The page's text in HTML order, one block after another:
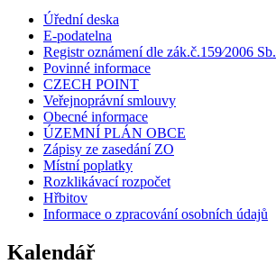
Úřední deska
E-podatelna
Registr oznámení dle zák.č.159⁄2006 Sb.
Povinné informace
CZECH POINT
Veřejnoprávní smlouvy
Obecné informace
ÚZEMNÍ PLÁN OBCE
Zápisy ze zasedání ZO
Místní poplatky
Rozklikávací rozpočet
Hřbitov
Informace o zpracování osobních údajů
Kalendář